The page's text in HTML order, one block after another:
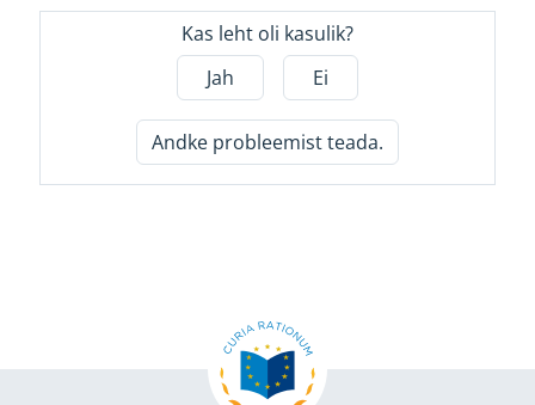
Kas leht oli kasulik?
Jah
Ei
Andke probleemist teada.